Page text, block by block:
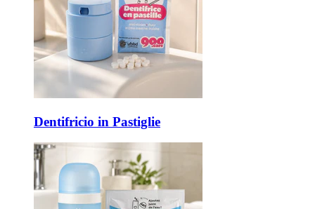
Dentifricio in Pastiglie